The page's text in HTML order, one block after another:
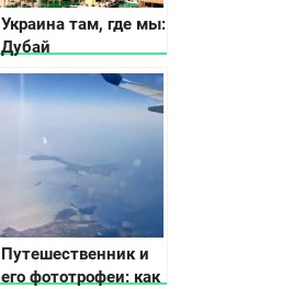
Украина там, где мы:
Дубай
Путешественник и
его фототрофеи: как